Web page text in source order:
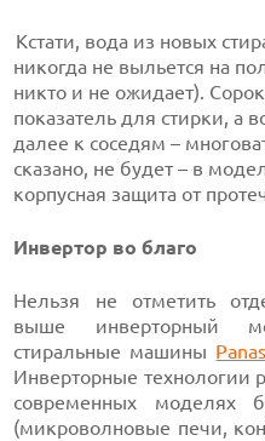
Кстати, вода из новых
никогда не выльется на
никто и не ожидает).
показатель для стирки, а
далее к соседям –
сказано, не будет – в
корпусная защита от
Инвертор во благо
Нельзя не отметить
выше инверторный
стиральные машины
Инверторные технологии
современных моделях
(микроволновые печи,